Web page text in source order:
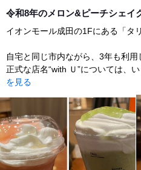
令和8年のメロン&ピーチシェ
イオンモール成田の1Fにある「タ
自宅と同じ市内ながら、3年も利用
正式な店名“with Ｕ”については、
を見る